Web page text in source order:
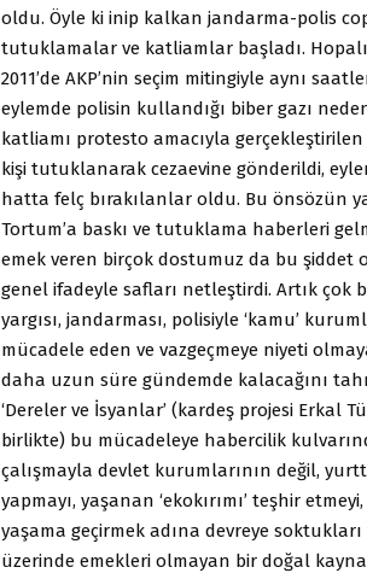
oldu. Öyle ki inip kalkan jandarma-polis
tutuklamalar ve katliamlar başladı.
2011’de AKP’nin seçim mitingiyle aynı
eylemde polisin kullandığı biber gazı
katliamı protesto amacıyla
kişi tutuklanarak cezaevine gönderildi,
hatta felç bırakılanlar oldu. Bu önsözün
Tortum’a baskı ve tutuklama haberleri
emek veren birçok dostumuz da bu şiddet
genel ifadeyle safları netleştirdi. Artık çok
yargısı, jandarması, polisiyle ‘kamu’
mücadele eden ve vazgeçmeye niyeti
daha uzun süre gündemde kalacağını
‘Dereler ve İsyanlar’ (kardeş projesi Erkal
birlikte) bu mücadeleye habercilik
çalışmayla devlet kurumlarının değil,
yapmayı, yaşanan ‘ekokırımı’ teşhir
yaşama geçirmek adına devreye
üzerinde emekleri olmayan bir doğal